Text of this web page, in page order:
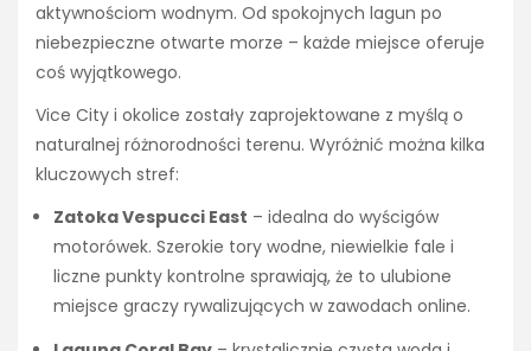
aktywnościom wodnym. Od spokojnych lagun po
niebezpieczne otwarte morze – każde miejsce oferuje
coś wyjątkowego.
Vice City i okolice zostały zaprojektowane z myślą o
naturalnej różnorodności terenu. Wyróżnić można kilka
kluczowych stref:
Zatoka Vespucci East – idealna do wyścigów
motorówek. Szerokie tory wodne, niewielkie fale i
liczne punkty kontrolne sprawiają, że to ulubione
miejsce graczy rywalizujących w zawodach online.